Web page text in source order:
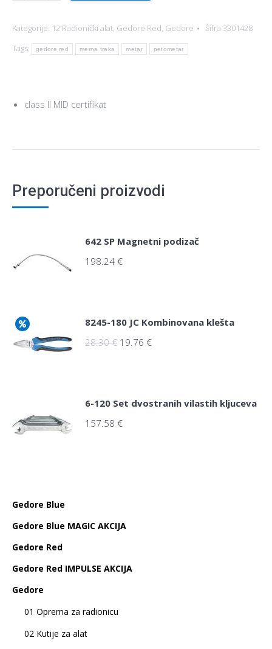
Kategorije: 12 Radionički alat, Gedore Red, Gedore Šifra 3301428
Tags:
gedore red merna traka metar petometar
class II MID certifikat
Preporučeni proizvodi
642 SP Magnetni podizač
198.24 €
8245-180 JC Kombinovana klešta
28.30€ 19.76 €
6-120 Set dvostranih vilastih kljuceva
157.58 €
Gedore Blue
Gedore Blue MAGIC AKCIJA
Gedore Red
Gedore Red IMPULSE AKCIJA
Gedore
01 Oprema za radionicu
02 Kutije za alat